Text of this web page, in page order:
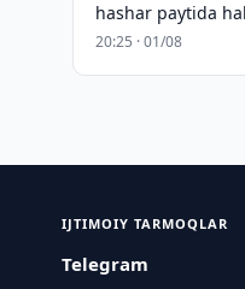
hashar paytida
20:25 · 01/08
IJTIMOIY TARMOQLAR
Telegram